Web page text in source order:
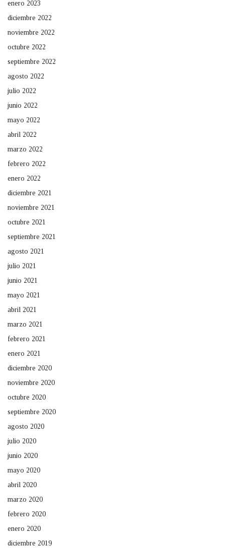
enero 2023
diciembre 2022
noviembre 2022
octubre 2022
septiembre 2022
agosto 2022
julio 2022
junio 2022
mayo 2022
abril 2022
marzo 2022
febrero 2022
enero 2022
diciembre 2021
noviembre 2021
octubre 2021
septiembre 2021
agosto 2021
julio 2021
junio 2021
mayo 2021
abril 2021
marzo 2021
febrero 2021
enero 2021
diciembre 2020
noviembre 2020
octubre 2020
septiembre 2020
agosto 2020
julio 2020
junio 2020
mayo 2020
abril 2020
marzo 2020
febrero 2020
enero 2020
diciembre 2019